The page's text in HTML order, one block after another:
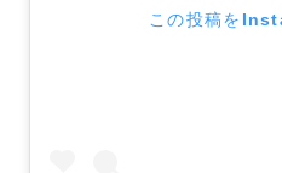
この投稿を